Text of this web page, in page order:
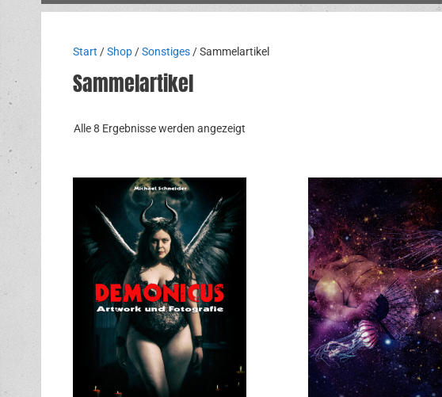
Start /Shop /Sonstiges / Sammelartikel
Sammelartikel
Alle 8 Ergebnisse werden angezeigt